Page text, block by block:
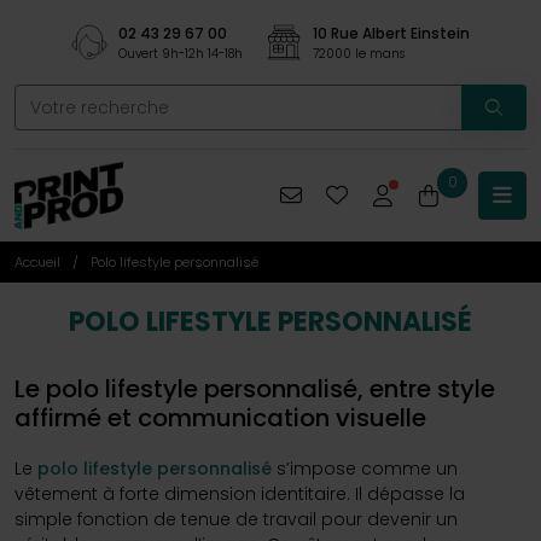
02 43 29 67 00
Ouvert 9h-12h 14-18h
10 Rue Albert Einstein
72000 le mans
0
Accueil Polo lifestyle personnalisé
POLO LIFESTYLE PERSONNALISÉ
Le polo lifestyle personnalisé, entre style
affirmé et communication visuelle
Le polo lifestyle personnalisé s’impose comme un
vêtement à forte dimension identitaire. Il dépasse la
simple fonction de tenue de travail pour devenir un